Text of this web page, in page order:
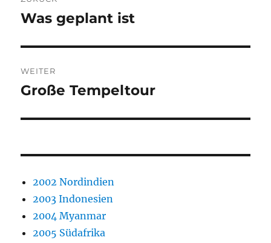
Vorheriger
Was geplant ist
WEITER
Nächster
Große Tempeltour
2002 Nordindien
2003 Indonesien
2004 Myanmar
2005 Südafrika